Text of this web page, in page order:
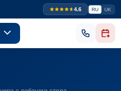
4.6 RU UK